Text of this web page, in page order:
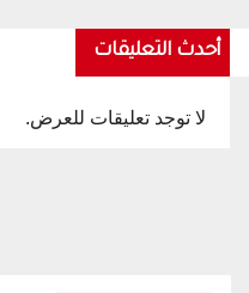
أحدث التعليقات
لا توجد تعليقات للعرض.